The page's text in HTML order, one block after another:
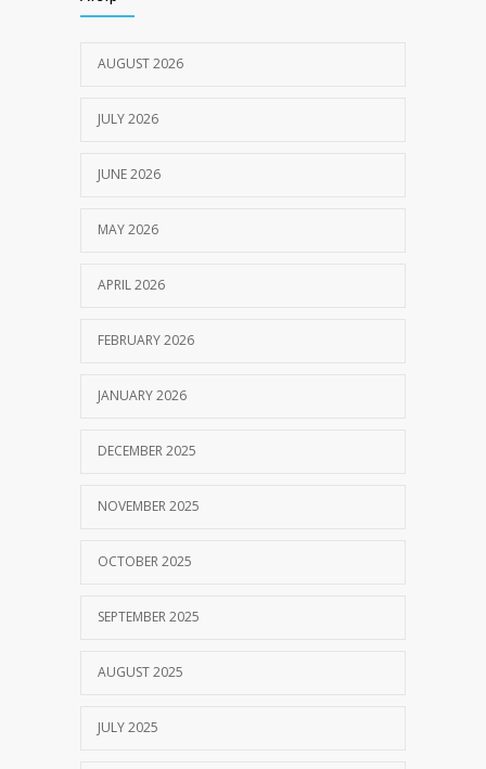
AUGUST 2026
JULY 2026
JUNE 2026
MAY 2026
APRIL 2026
FEBRUARY 2026
JANUARY 2026
DECEMBER 2025
NOVEMBER 2025
OCTOBER 2025
SEPTEMBER 2025
AUGUST 2025
JULY 2025